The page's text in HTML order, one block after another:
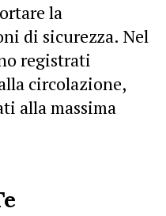
la
di sicurezza. Nel
registrati
circolazione,
alla massima